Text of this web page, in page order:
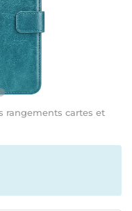
rangements cartes et